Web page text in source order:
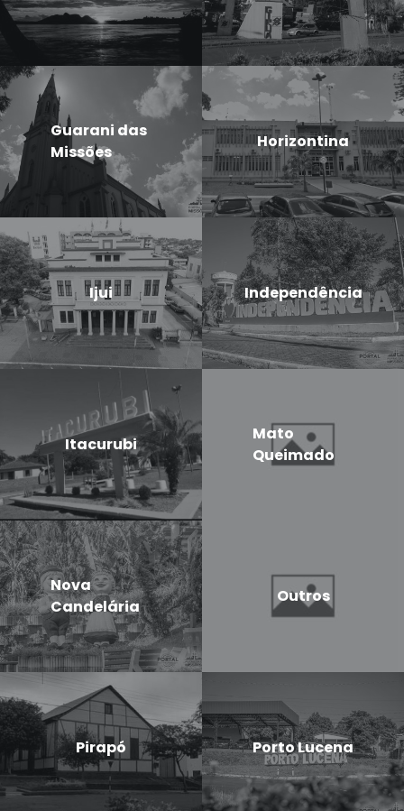
Guarani das
Missões
Horizontina
Ijui Independência
Itacurubi
Mato
Queimado
Nova
Candelária
Outros
Pirapó Porto Lucena